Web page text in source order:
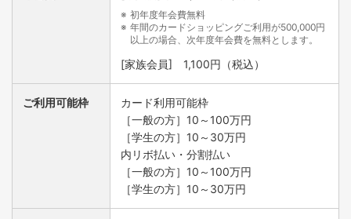
初年度年会費無料
年間のカードショッピングご利用が500,000円
以上の場合、次年度年会費を無料とします。
[家族会員] 1,100円（税込）
ご利用可能枠
カード利用可能枠
［一般の方］10～100万円
［学生の方］10～30万円
内リボ払い・分割払い
［一般の方］10～100万円
［学生の方］10～30万円